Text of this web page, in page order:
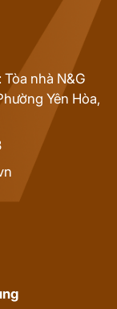
nhà N&G
Yên Hòa,